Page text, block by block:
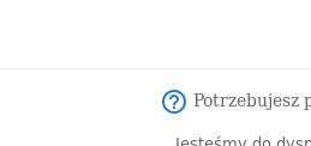
help_outline Potrzebujesz